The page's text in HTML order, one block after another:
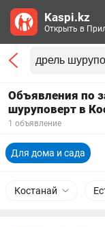
Объявления по
шуруповерт в
1 объявление
Для дома и сада
Костанай
Kaspi.kz
Открыть в